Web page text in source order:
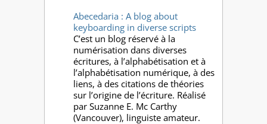
Abecedaria : A blog about
keyboarding in diverse scripts
C’est un blog réservé à la
numérisation dans diverses
écritures, à l’alphabétisation et à
l’alphabétisation numérique, à des
liens, à des citations de théories
sur l’origine de l’écriture. Réalisé
par Suzanne E. Mc Carthy
(Vancouver), linguiste amateur.